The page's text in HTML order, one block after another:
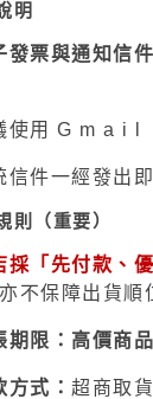
戰
Ultraman
WARS
E7 溶劑
3M 研磨海綿
3M 遮蓋膠帶
3M 防毒面具/口
GSI 郡氏 溶劑
GSI 郡氏
GSI 郡氏
明
發票與通知信件
使用 G m a i l
信件一經發出
則（重要）
採「先付款、
不保障出貨順
期限： 高價商品
方式： 超商取